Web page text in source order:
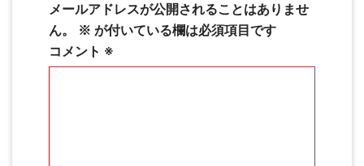
メールアドレスが公開されることはありませ
ん。
※ が付いている欄は必須項目です
コメント ※